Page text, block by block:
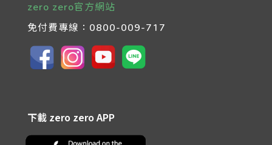
zero zero官方網站
免付費專線： 0800-009-717
下載 zero zero APP